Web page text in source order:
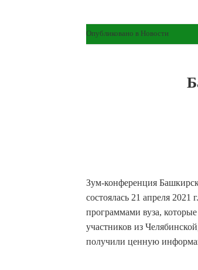
Опубликовано в Новости
Зум-конференция
состоялась 21 апреля
программами вуза,
участников из
получили ценную